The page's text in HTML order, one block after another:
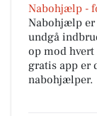
Nabohjælp -
Nabohjælp er
undgå
op mod
gratis app er
nabohjælper.